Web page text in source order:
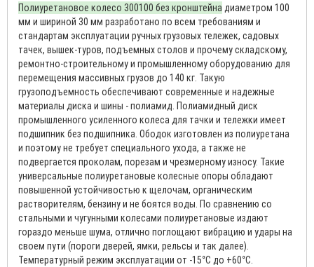
Полиуретановое колесо 300100 без кронштейна диаметром 100
мм и шириной 30 мм разработано по всем требованиям и
стандартам эксплуатации ручных грузовых тележек, садовых
тачек, вышек-туров, подъемных столов и прочему складскому,
ремонтно-строительному и промышленному оборудованию для
перемещения массивных грузов до 140 кг. Такую
грузоподъемность обеспечивают современные и надежные
материалы диска и шины - полиамид. Полиамидный диск
промышленного усиленного колеса для тачки и тележки имеет
подшипник без подшипника. Ободок изготовлен из полиуретана
и поэтому не требует специального ухода, а также не
подвергается проколам, порезам и чрезмерному износу. Такие
универсальные полиуретановые колесные опоры обладают
повышенной устойчивостью к щелочам, органическим
растворителям, бензину и не боятся воды. По сравнению со
стальными и чугунными колесами полиуретановые издают
гораздо меньше шума, отлично поглощают вибрацию и удары на
своем пути (пороги дверей, ямки, рельсы и так далее).
Температурный режим эксплуатации от -15°С до +60°С.